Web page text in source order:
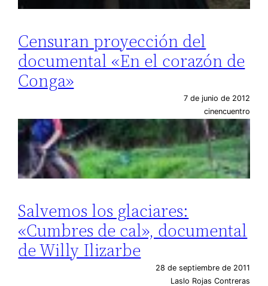
Censuran proyección del
documental «En el corazón de
Conga»
7 de junio de 2012
cinencuentro
Salvemos los glaciares:
«Cumbres de cal», documental
de Willy Ilizarbe
28 de septiembre de 2011
Laslo Rojas Contreras